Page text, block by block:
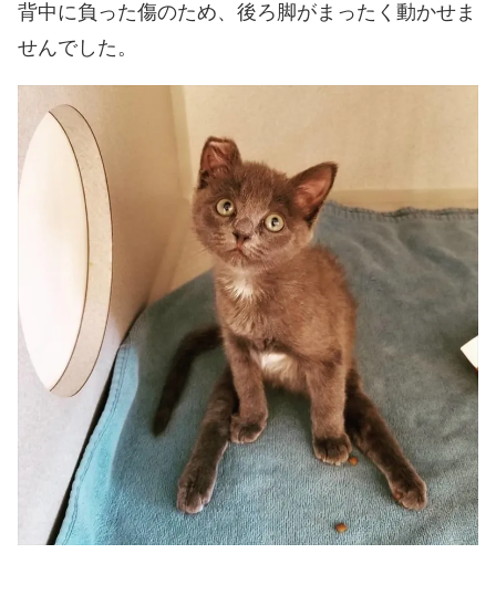
背中に負った傷のため、後ろ脚がまったく動かせま
せんでした。